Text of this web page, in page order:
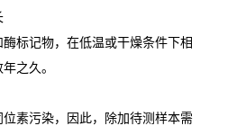
标记物，在低温或干燥条件下相
之久。
素污染，因此，除加待测样本需